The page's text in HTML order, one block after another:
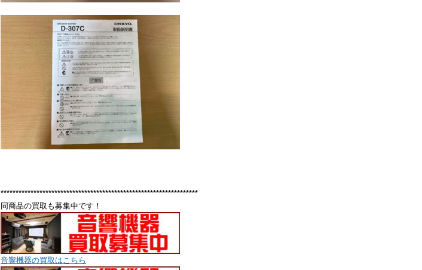
******************************************************************
同商品の買取も募集中です！
音響機器の買取はこちら